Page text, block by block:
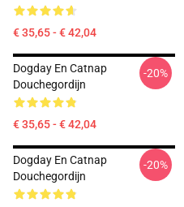
€ 35,65 - € 42,04
Dogday En Catnap
Douchegordijn
€ 35,65 - € 42,04
-20%
Dogday En Catnap
Douchegordijn
-20%